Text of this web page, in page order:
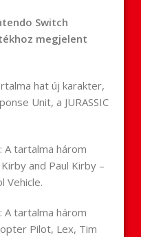
Switch
megjelent
hat új karakter,
Unit, a JURASSIC
A tartalma három
and Paul Kirby –
Vehicle.
A tartalma három
Pilot, Lex, Tim